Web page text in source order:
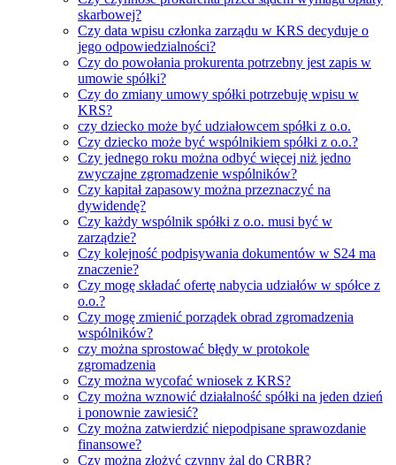
skarbowej?
Czy data wpisu członka zarządu w KRS decyduje o
jego odpowiedzialności?
Czy do powołania prokurenta potrzebny jest zapis w
umowie spółki?
Czy do zmiany umowy spółki potrzebuję wpisu w
KRS?
czy dziecko może być udziałowcem spółki z o.o.
Czy dziecko może być wspólnikiem spółki z o.o.?
Czy jednego roku można odbyć więcej niż jedno
zwyczajne zgromadzenie wspólników?
Czy kapitał zapasowy można przeznaczyć na
dywidendę?
Czy każdy wspólnik spółki z o.o. musi być w
zarządzie?
Czy kolejność podpisywania dokumentów w S24 ma
znaczenie?
Czy mogę składać ofertę nabycia udziałów w spółce z
o.o.?
Czy mogę zmienić porządek obrad zgromadzenia
wspólników?
czy można sprostować błędy w protokole
zgromadzenia
Czy można wycofać wniosek z KRS?
Czy można wznowić działalność spółki na jeden dzień
i ponownie zawiesić?
Czy można zatwierdzić niepodpisane sprawozdanie
finansowe?
Czy można złożyć czynny żal do CRBR?